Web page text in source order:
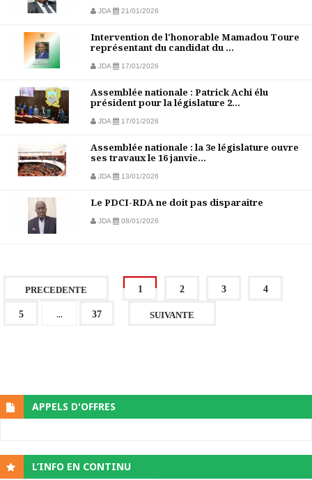
JDA 21/01/2026
Intervention de l'honorable Mamadou Toure
représentant du candidat du ...
JDA 17/01/2026
Assemblée nationale : Patrick Achi élu
président pour la législature 2...
JDA 17/01/2026
Assemblée nationale : la 3e législature ouvre
ses travaux le 16 janvie...
JDA 13/01/2026
Le PDCI-RDA ne doit pas disparaitre
JDA 08/01/2026
PRECEDENTE 1 2 3 4
5 ... 37 SUIVANTE
APPELS D'OFFRES
L’INFO EN CONTINU